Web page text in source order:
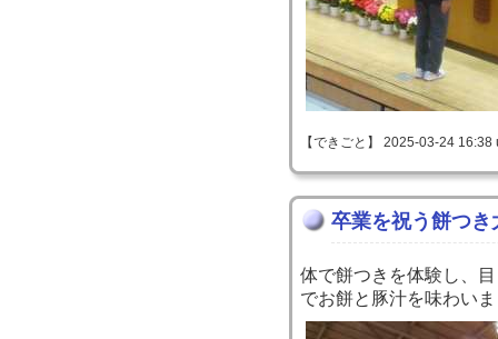
【できごと】 2025-03-24
卒業を祝う餅つき
体で餅つきを体験し、
でお餅と豚汁を味わい